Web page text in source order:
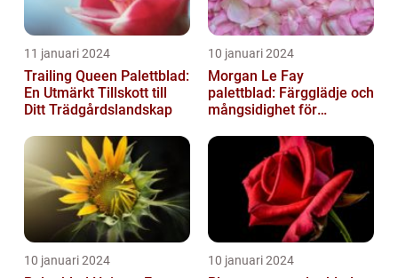
11 januari 2024
Trailing Queen Palettblad:
En Utmärkt Tillskott till
Ditt Trädgårdslandskap
10 januari 2024
Morgan Le Fay
palettblad: Färgglädje och
mångsidighet för
10 januari 2024 10 januari 2024